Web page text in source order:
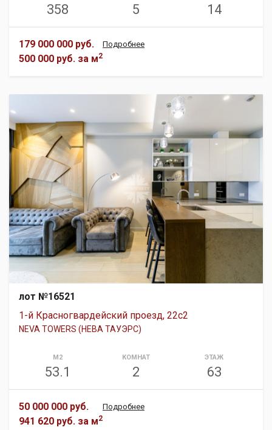
358 5 14
179 000 000 руб.
500 000 руб. за м2
Подробнее
лот №16521
1-й Красногвардейский проезд, 22с2
NEVA TOWERS (НЕВА ТАУЭРС)
М2
53.1
КОМНАТ
2
ЭТАЖ
63
50 000 000 руб.
941 620 руб. за м2
Подробнее